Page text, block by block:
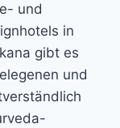
und
in
gibt es
und